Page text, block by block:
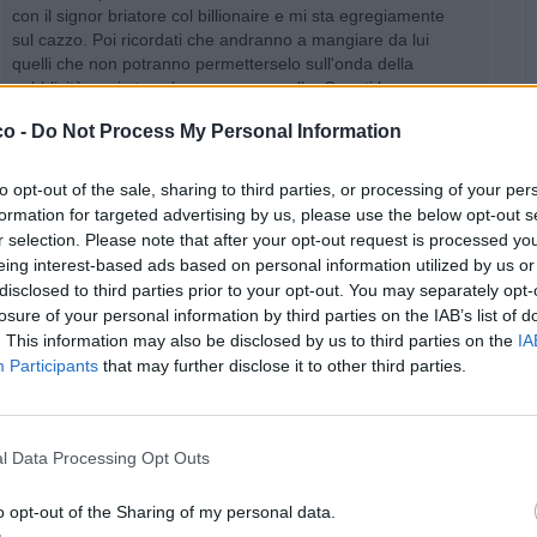
- Do Not Process My Personal Information
opt-out of the sale, sharing to third parties, or processing of your
for targeted advertising by us, please use the below opt-out
selection. Please note that after your opt-out request is processed
interest-based ads based on personal information utilized by us
to third parties prior to your opt-out. You may separately
of your personal information by third parties on the IAB’s list of
This information may also be disclosed by us to third parties on the
Participants that may further disclose it to other third parties.
Data Processing Opt Outs
opt-out of the Sharing of my personal data.
con il signor briatore col billionaire e mi sta egregiamente
sul cazzo. Poi ricordati che andranno a mangiare da lui
quelli che non potranno permetterselo sull'onda della
pubblicità e mi sta sul cazzo pure quello. Cmq ti lovvo e se
Enricokaso:andycapp1970 quando vuoi dal venerdì alla
domenica sono lì 😍io non ho mai lavorato con gente così
conosciuta....però ho fatto consulenza al miglior progettista
al mondo...migliore...(progetta giardini) e i clienti peggiori
sono gli italiani...o meglio quelli con cognomi
importanti...che lui ha mandato a fanculo...sig Silvio
Berlusconi...gli agnelli...il miglior cliente brutto da dirsi in
questo momento ma è stato Putin...noi facciamo consulenza
23 Giugno 2022 alle ore 20:47·Ti stimo
andycapp1970
Enricokaso immagino tu abbia bevuto.
Oppure sei recentemente diventato logorroico 😳 cmq ci si